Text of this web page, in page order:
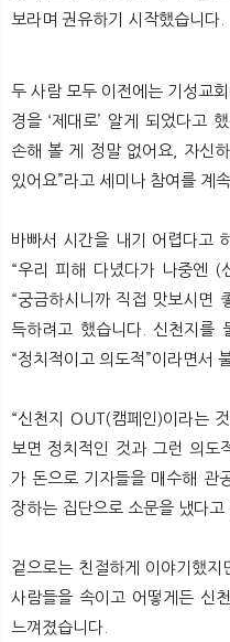
보라며 권유하기 시작했습니다.
두 사람 모두 이전에는 기성교
경을 ‘제대로’ 알게 되었다고
손해 볼 게 정말 없어요, 자신
있어요”라고 세미나 참여를 계
바빠서 시간을 내기 어렵다고
“우리 피해 다녔다가 나중엔 (
“궁금하시니까 직접 맛보시면
득하려고 했습니다. 신천지를
“정치적이고 의도적”이라면서
“신천지 OUT(캠페인)이라는
보면 정치적인 것과 그런 의도
가 돈으로 기자들을 매수해 관
장하는 집단으로 소문을 냈다고
겉으로는 친절하게 이야기했
사람들을 속이고 어떻게든 신
느껴졌습니다.